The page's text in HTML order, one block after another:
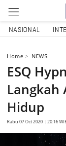
NASIONAL
Home NEWS
ESQ
Langkah
Hidup
Rabu 07 Oct 2020 | 20:16